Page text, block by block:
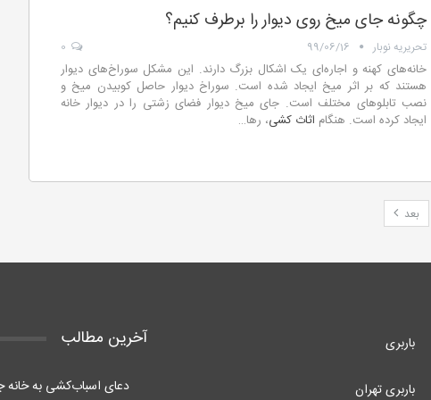
چگونه جای میخ روی دیوار را برطرف کنیم؟
تحریریه نوبار 99/06/16
خانه‌های کهنه و اجاره‌ای یک اشکال بزرگ دارند. این مشکل سوراخ‌های دیوار
هستند که بر اثر میخ ایجاد شده است. سوراخ دیوار حاصل کوبیدن میخ و
نصب تابلوهای مختلف است. جای میخ دیوار فضای زشتی را در دیوار خانه
ایجاد کرده است. هنگام اثاث کشی، رها…
بعد
باربری
باربری تهران
آخرین مطالب
دعای اسباب‌کشی به خانه